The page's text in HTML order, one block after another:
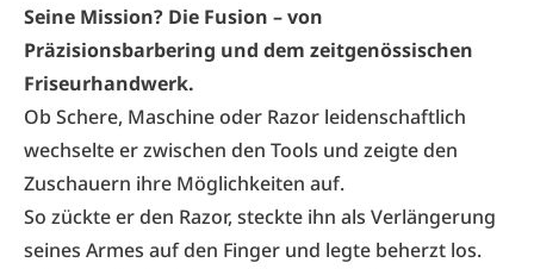
Seine Mission? Die Fusion – von
Präzisionsbarbering und dem zeitgenössischen
Friseurhandwerk.
Ob Schere, Maschine oder Razor leidenschaftlich
wechselte er zwischen den Tools und zeigte den
Zuschauern ihre Möglichkeiten auf.
So zückte er den Razor, steckte ihn als Verlängerung
seines Armes auf den Finger und legte beherzt los.